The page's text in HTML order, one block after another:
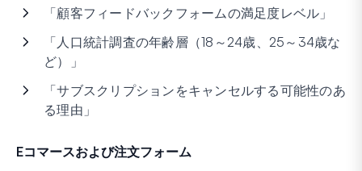
「顧客フィードバックフォームの満足度レベル」
「人口統計調査の年齢層（18～24歳、25～34歳な
ど）」
「サブスクリプションをキャンセルする可能性のあ
る理由」
Eコマースおよび注文フォーム